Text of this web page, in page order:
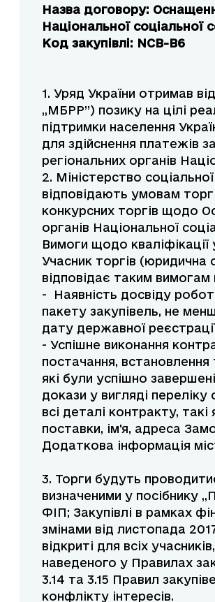
Назва договору:
Національної соціальної
Код закупівлі: NCB-B6
1. Уряд України отримав
„МБРР”) позику на цілі
підтримки населення
для здійснення платежів
регіональних органів
2. Міністерство
відповідають умовам
конкурсних торгів щодо
органів Національної
Вимоги щодо кваліфікації
Учасник торгів
відповідає таким
- Наявність досвіду
пакету закупівель, не
дату державної
- Успішне виконання
постачання,
які були успішно
докази у вигляді переліку
всі деталі контракту,
поставки, ім'я, адреса
Додаткова інформація
3. Торги будуть
визначеними у посібнику
ФІП; Закупівлі в рамках
змінами від листопада
відкриті для всіх
наведеного у Правилах
3.14 та 3.15 Правил
конфлікту інтересів.